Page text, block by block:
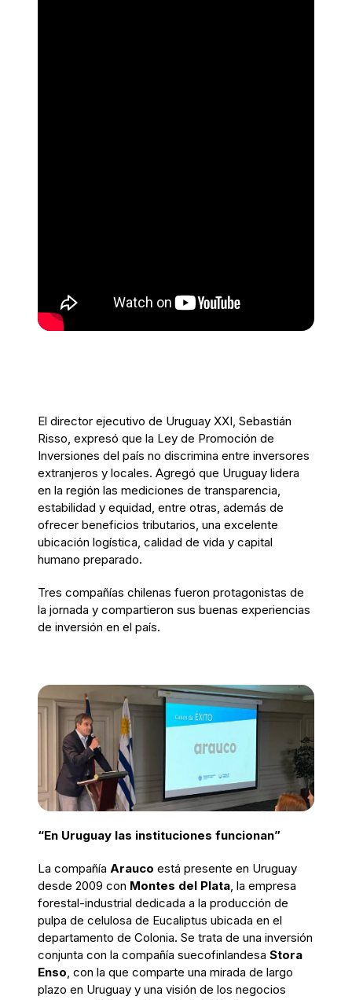
El director ejecutivo de Uruguay XXI, Sebastián
Risso, expresó que la Ley de Promoción de
Inversiones del país no discrimina entre inversores
extranjeros y locales. Agregó que Uruguay lidera
en la región las mediciones de transparencia,
estabilidad y equidad, entre otras, además de
ofrecer beneficios tributarios, una excelente
ubicación logística, calidad de vida y capital
humano preparado.
Tres compañías chilenas fueron protagonistas de
la jornada y compartieron sus buenas experiencias
de inversión en el país.
“En Uruguay las instituciones funcionan”
La compañía Arauco está presente en Uruguay
desde 2009 con Montes del Plata , la empresa
forestal-industrial dedicada a la producción de
pulpa de celulosa de Eucaliptus ubicada en el
departamento de Colonia. Se trata de una inversión
conjunta con la compañía suecofinlandesa Stora
Enso , con la que comparte una mirada de largo
plazo en Uruguay y una visión de los negocios